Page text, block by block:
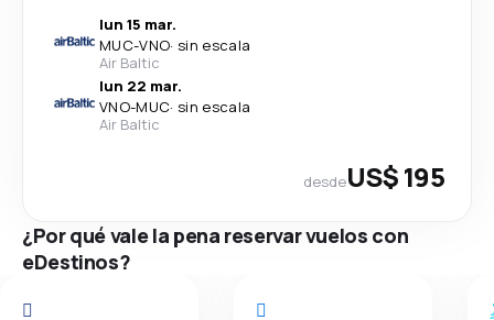
lun 15 mar.
MUC-VNO· sin escala
Air Baltic
lun 22 mar.
VNO-MUC· sin escala
Air Baltic
desdeUS$ 195
¿Por qué vale la pena reservar vuelos con
eDestinos?